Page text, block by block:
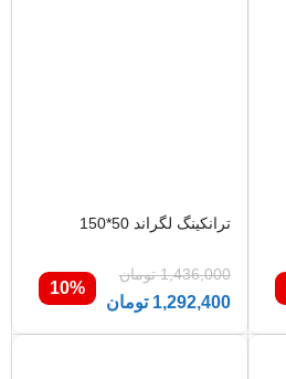
ترانکینگ لگراند 50*150
1,436,000 تومان
1,292,400 تومان
10%